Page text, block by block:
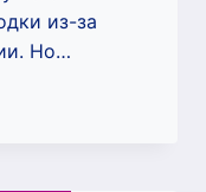
из-за
Но…